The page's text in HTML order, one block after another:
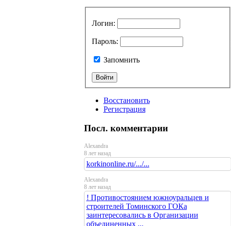
Логин:
Пароль:
Запомнить
Восстановить
Регистрация
Посл. комментарии
Alexandra
8 лет назад
korkinonline.ru/.../...
Alexandra
8 лет назад
! Противостоянием южноуральцев и
строителей Томинского ГОКа
заинтересовались в Организации
объединенных ...